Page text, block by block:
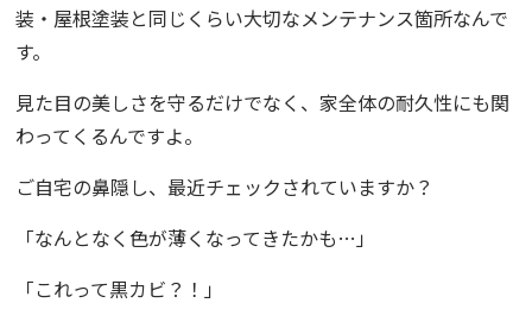
装・屋根塗装と同じくらい大切なメンテナンス箇所なんで
す。
見た目の美しさを守るだけでなく、家全体の耐久性にも関
わってくるんですよ。
ご自宅の鼻隠し、最近チェックされていますか？
「なんとなく色が薄くなってきたかも…」
「これって黒カビ？！」